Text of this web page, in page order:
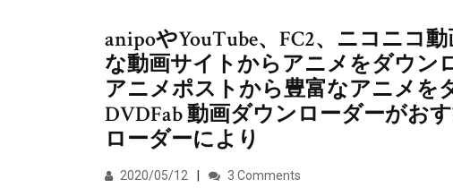
anipoやYouTube、FC2、ニコニコ
な動画サイトからアニメをダウン
アニメポストから豊富なアニメを
DVDFab 動画ダウンローダーがお
ローダーにより
2020/05/12 3 Comments